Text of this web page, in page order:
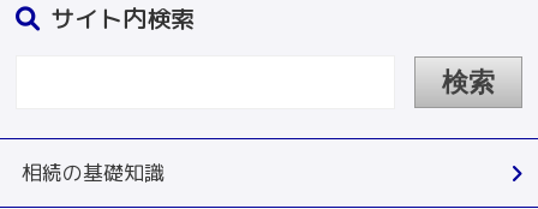
サイト内検索
相続の基礎知識